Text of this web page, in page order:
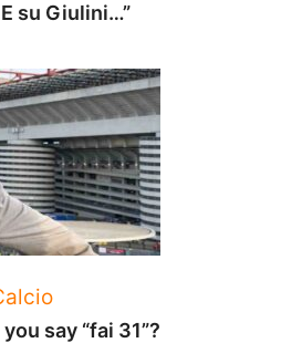
su Giulini…”
say “fai 31”?